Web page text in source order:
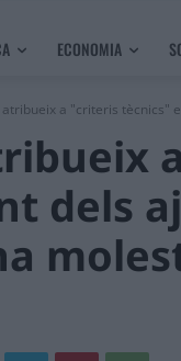
ECONOMIA
atribueix a "criteris tècnics"
dels